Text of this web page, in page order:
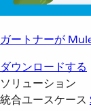
ガートナーが
ダウンロードする
ソリューション
統合ユースケース